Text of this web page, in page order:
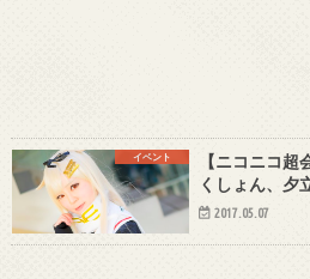
イベント
【ニコニコ
くしょん、夕
2017.05.07